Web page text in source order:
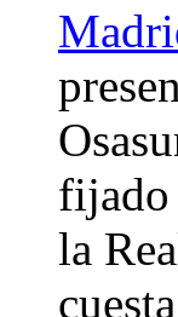
fijado
la